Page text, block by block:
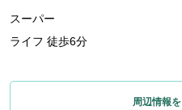
スーパー
ライフ 徒歩6分
周辺情報